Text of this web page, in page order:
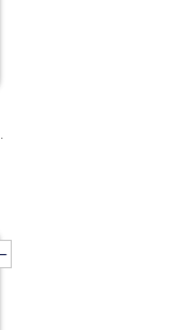
historiques vous attendent